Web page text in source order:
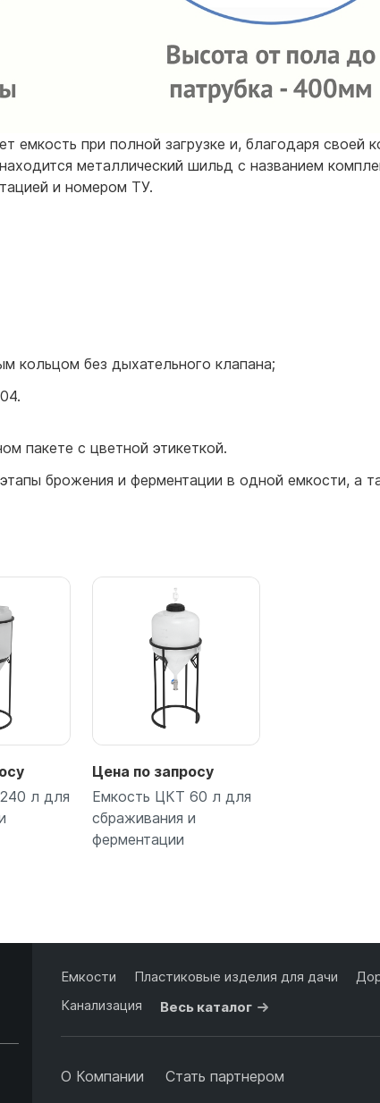
при полной загрузке и, благодаря своей
металлический шильд с названием
и номером ТУ.
кольцом без дыхательного клапана;
пакете с цветной этикеткой.
брожения и ферментации в одной емкости, а
л для
Цена по запросу
Емкость ЦКТ 60 л для
сбраживания и
ферментации
Емкости Пластиковые изделия для дачи
Канализация
Весь каталог
О Компании Стать партнером